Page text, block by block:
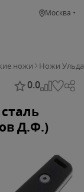
Москва
ножи Ножи
0.0
Д.Ф.)